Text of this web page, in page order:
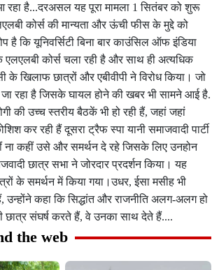
है...दरअसल यह पूरा मामला 1 सितंबर को शुरू
कोर्स की मान्यता और ऊंची फीस के मुद्दे को
है कि यूनिवर्सिटी बिना बार काउंसिल ऑफ इंडिया
कोर्स चला रही है और साथ ही अत्यधिक
खिलाफ छात्रों और एबीवीपी ने विरोध किया। जो
रहा है जिसके घायल होने की खबर भी सामने आई है.
की उच्च स्तरीय बैठकें भी हो रही हैं, जहां जहां
कर रही हैं दूसरा ट्रैफ स्पा यानी समाजवादी पार्टी
कहीं उसे और समर्थन दे रहे जिसके लिए उनहोन
छात्र सभा ने जोरदार प्रदर्शन किया। यह
के समर्थन में किया गया।उधर, ईसा मसीह भी
उन्होंने कहा कि सिद्धांत और राजनीति अलग-अलग हो
छात्र संघर्ष करते हैं, वे उनका साथ देते हैं....
the web